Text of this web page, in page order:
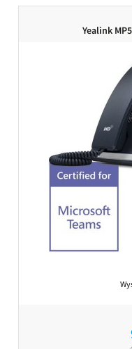
Yealink